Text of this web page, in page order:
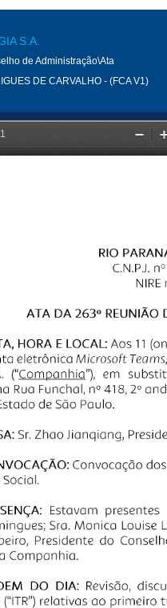
S.A.
de Administração\Ata
DE CARVALHO - (FCA V1)